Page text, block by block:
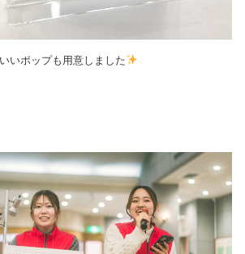
いポップも用意しました